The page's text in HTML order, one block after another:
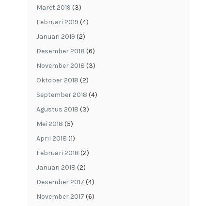
Maret 2019 (3)
Februari 2019 (4)
Januari 2019 (2)
Desember 2018 (6)
November 2018 (3)
Oktober 2018 (2)
September 2018 (4)
Agustus 2018 (3)
Mei 2018 (5)
April 2018 (1)
Februari 2018 (2)
Januari 2018 (2)
Desember 2017 (4)
November 2017 (6)